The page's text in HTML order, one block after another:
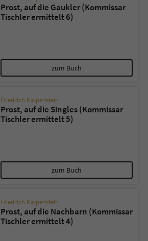
Prost, auf die Gaukler (Kommissar
Tischler ermittelt 6)
zum Buch
Friedrich Kalpenstein
Prost, auf die Singles (Kommissar
Tischler ermittelt 5)
zum Buch
Friedrich Kalpenstein
Prost, auf die Nachbarn (Kommissar
Tischler ermittelt 4)